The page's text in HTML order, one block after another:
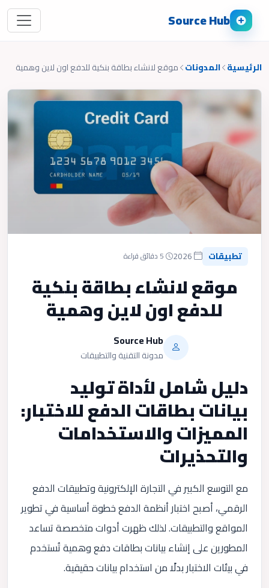
Source Hub
الرئيسية المدونات موقع لانشاء بطاقة بنكية للدفع اون لاين وهمية
تطبيقات
موقع لانشاء بطاقة بنكية
للدفع اون لاين وهمية
Source Hub
مدونة التقنية والتطبيقات
دليل شامل لأداة توليد
بيانات بطاقات الدفع للاختبار:
المميزات والاستخدامات
والتحذيرات
مع التوسع الكبير في التجارة الإلكترونية وتطبيقات الدفع
الرقمي، أصبح اختبار أنظمة الدفع خطوة أساسية في تطوير
المواقع والتطبيقات. لذلك ظهرت أدوات متخصصة تساعد
المطورين على إنشاء بيانات بطاقات دفع وهمية تُستخدم
في بيئات الاختبار بدلًا من استخدام بيانات حقيقية.